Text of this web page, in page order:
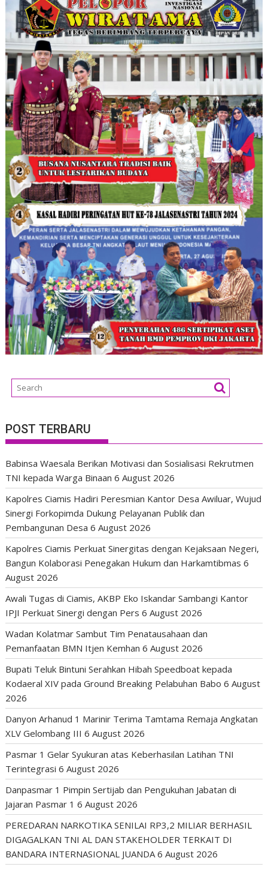
POST TERBARU
Babinsa Waesala Berikan Motivasi dan Sosialisasi Rekrutmen
TNI kepada Warga Binaan 6 August 2026
Kapolres Ciamis Hadiri Peresmian Kantor Desa Awiluar, Wujud
Sinergi Forkopimda Dukung Pelayanan Publik dan
Pembangunan Desa 6 August 2026
Kapolres Ciamis Perkuat Sinergitas dengan Kejaksaan Negeri,
Bangun Kolaborasi Penegakan Hukum dan Harkamtibmas 6
August 2026
Awali Tugas di Ciamis, AKBP Eko Iskandar Sambangi Kantor
IPJI Perkuat Sinergi dengan Pers 6 August 2026
Wadan Kolatmar Sambut Tim Penatausahaan dan
Pemanfaatan BMN Itjen Kemhan 6 August 2026
Bupati Teluk Bintuni Serahkan Hibah Speedboat kepada
Kodaeral XIV pada Ground Breaking Pelabuhan Babo 6 August
2026
Danyon Arhanud 1 Marinir Terima Tamtama Remaja Angkatan
XLV Gelombang III 6 August 2026
Pasmar 1 Gelar Syukuran atas Keberhasilan Latihan TNI
Terintegrasi 6 August 2026
Danpasmar 1 Pimpin Sertijab dan Pengukuhan Jabatan di
Jajaran Pasmar 1 6 August 2026
PEREDARAN NARKOTIKA SENILAI RP3,2 MILIAR BERHASIL
DIGAGALKAN TNI AL DAN STAKEHOLDER TERKAIT DI
BANDARA INTERNASIONAL JUANDA 6 August 2026